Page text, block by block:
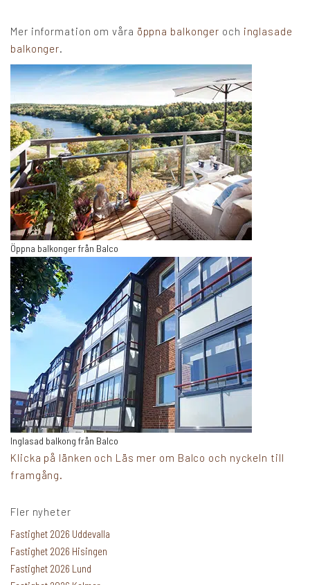
Mer information om våra öppna balkonger och inglasade
balkonger.
Öppna balkonger från Balco
Inglasad balkong från Balco
Klicka på länken och Läs mer om Balco och nyckeln till
framgång.
Fler nyheter
Fastighet 2026 Uddevalla
Fastighet 2026 Hisingen
Fastighet 2026 Lund